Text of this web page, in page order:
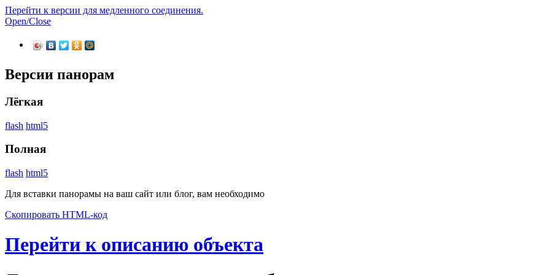
Перейти к версии для медленного соединения.
Open/Close
Версии панорам
Лёгкая
flash html5
Полная
flash html5
Для вставки панорамы на ваш сайт или блог, вам необходимо
Скопировать HTML-код
Перейти к описанию объекта